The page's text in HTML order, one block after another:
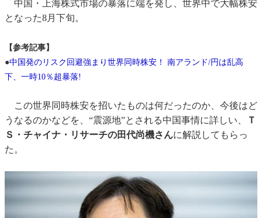
中国・上海株式市場の暴落に端を発し、世界中で大幅株安
となった8月下旬。
【参考記事】
●中国発のリスク回避強まり世界同時株安！ 南アランド/円は乱高
下、一時10％超暴落!
この世界同時株安を招いたものは何だったのか、今後はど
うなるのかなどを、“震源地”とされる中国事情に詳しい、
Ｔ
Ｓ・チャイナ・リサーチの田代尚機さんに解説してもらっ
た。